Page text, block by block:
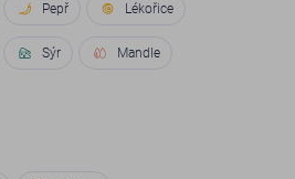
Pepř Lékořice
Sýr Mandle